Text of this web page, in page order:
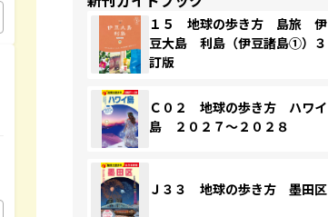
１５ 地球の歩き方 島旅 伊
豆大島 利島（伊豆諸島①）３
訂版
Ｃ０２ 地球の歩き方 ハワイ
島 ２０２７～２０２８
Ｊ３３ 地球の歩き方 墨田区